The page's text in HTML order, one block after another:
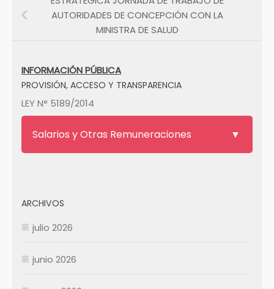
AUTORIDADES DE CONCEPCIÓN CON LA
MINISTRA DE SALUD
INFORMACIÓN PÚBLICA
PROVISIÓN, ACCESO Y TRANSPARENCIA
LEY N° 5189/2014
Salarios y Otras Remuneraciones
ARCHIVOS
julio 2026
junio 2026